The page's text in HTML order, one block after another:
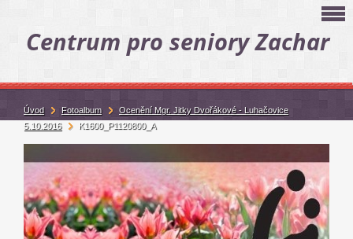
Centrum pro seniory Zachar
Úvod Fotoalbum
Ocenění Mgr. Jitky Dvořákové - Luhačovice
5.10.2016
K1600_P1120800_A